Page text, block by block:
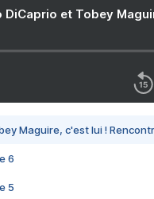
DiCaprio et Tobey
Maguire, c'est lui !
6
5